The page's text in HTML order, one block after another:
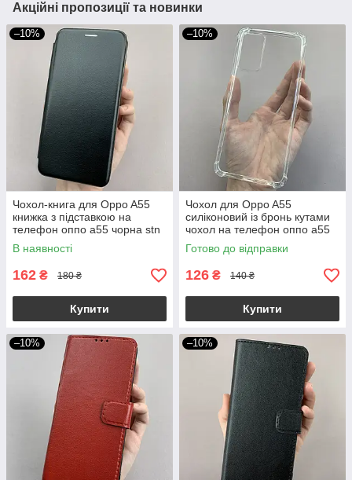
Акційні пропозиції та новинки
–10%
Чохол-книга для Oppo A55
книжка з підставкою на
телефон оппо а55 чорна stn
В наявності
162 ₴ 180 ₴
Купити
–10%
Чохол для Oppo A55
силіконовий із бронь кутами
чохол на телефон оппо а55
прозорий ttp
Готово до відправки
126 ₴ 140 ₴
Купити
–10% –10%